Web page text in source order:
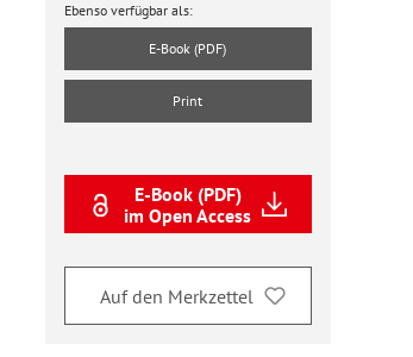
Ebenso verfügbar als:
E-Book (PDF)
Print
E-Book (PDF)
im Open Access
Auf den Merkzettel